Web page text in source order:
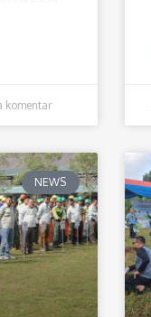
komentar
NEWS